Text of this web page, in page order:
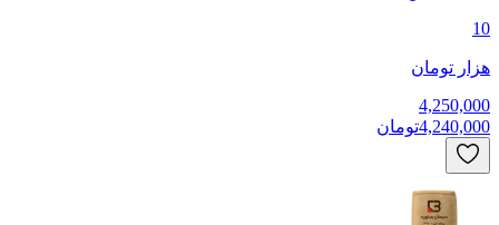
10
هزار تومان
4,250,000
4,240,000تومان